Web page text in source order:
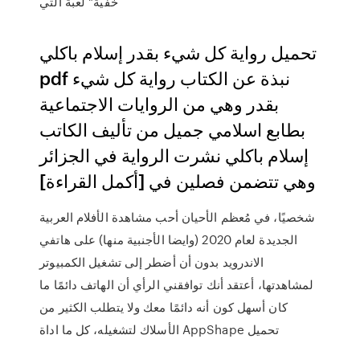
تحميل رواية كل شيء بقدر إسلام باكلي
pdf نبذة عن الكتاب رواية كل شيء
بقدر وهي من الروايات الاجتماعية
بطابع اسلامي جميل من تأليف الكاتب
إسلام باكلي نشرت الرواية في الجزائر
وهي تتضمن فصلين في [أكمل القراءة]
شخصيًا، في مُعظم الأحيان أحب مشاهدة الأفلام العربية
الجديدة لعام 2020 (وايضا الأجنبية منها) على هاتفي
الاندرويد بدون أن أضطر إلى تشغيل الكمبيوتر
لمشاهدتها، أعتقد أنك توافقني الرأي أن الهاتف دائمًا ما
كان أسهل كون أنه دائمًا معك ولا يتطلب الكثير من
الأسلاك لتشغيله، كل ما اداة AppShape تحميل